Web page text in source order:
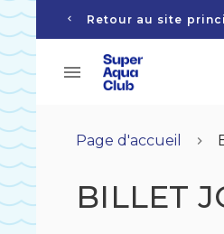
Retour au site
Page d'accueil
BILLET